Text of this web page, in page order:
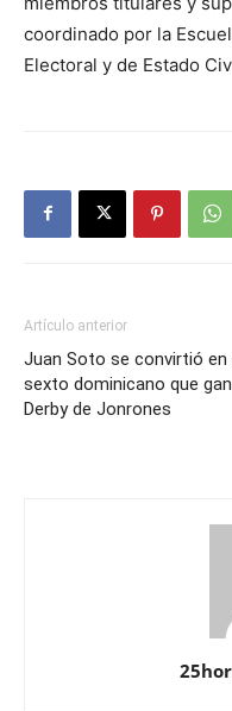
coordinado por la
Electoral y de Estado
Artículo anterior
Juan Soto se convirtió en
sexto dominicano que
Derby de Jonrones